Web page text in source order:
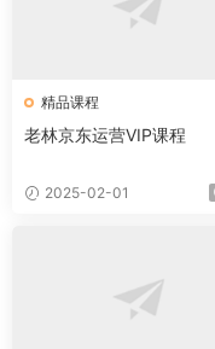
精品课程
老林京东运营VIP课程
2025-02-01